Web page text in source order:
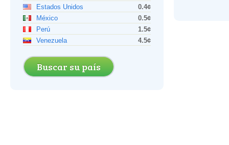
Estados Unidos
0.4¢
México
0.5¢
Perú
1.5¢
Venezuela
4.5¢
Buscar su país